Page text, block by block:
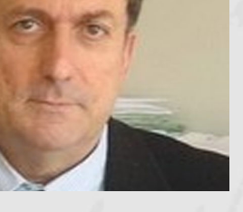
dal 2002 al 2012
LEGGI TUTTO